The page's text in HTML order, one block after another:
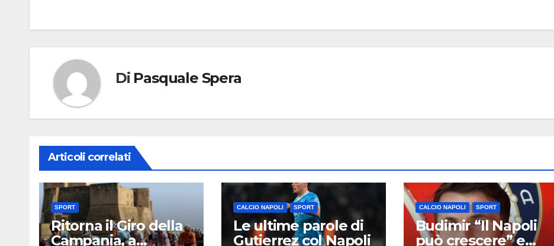
Di Pasquale Spera
Articoli correlati
SPORT
Ritorna il Giro della
Campania, a
CALCIO NAPOLI SPORT
Le ultime parole di
Gutierrez col Napoli
CALCIO NAPOLI SPORT
Budimir “Il Napoli
può crescere” e